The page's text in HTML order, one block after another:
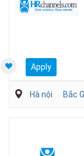
Apply
Hà nội Bắc